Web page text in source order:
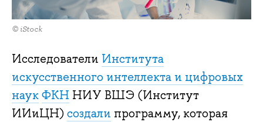
© iStock
Исследователи Института
искусственного интеллекта и цифровых
наукФКН НИУ ВШЭ (Институт
ИИиЦН)создали программу, которая